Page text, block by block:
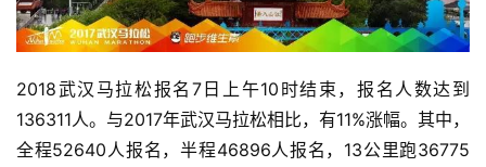
2018武汉马拉松报名7日上午10时结束，报名人数达到
136311人。与2017年武汉马拉松相比，有11%涨幅。其中，
全程52640人报名，半程46896人报名，13公里跑36775